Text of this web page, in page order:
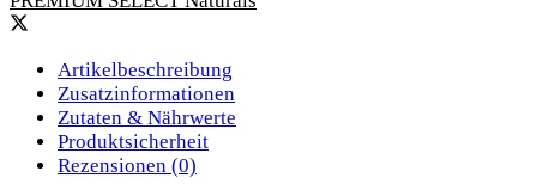
Artikelbeschreibung
Zusatzinformationen
Zutaten & Nährwerte
Produktsicherheit
Rezensionen (0)